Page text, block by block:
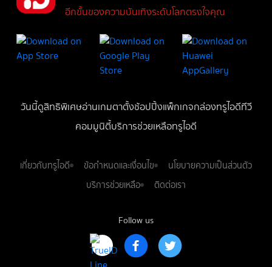
Follow us
อีกขั้นของความบันเทิงระดับโลกตรงใจคุณ
วันนี้ดูสิทธิพิเศษอ่านเกมตาตั้งช้อปปิ้งแพ็กเกจกล่องทรูไอดีทีวี
คอมมูนิตี้บริการช่วยเหลือทรูไอดี
เกี่ยวกับทรูไอดี ข้อกำหนดและเงื่อนไข
นโยบายความเป็นส่วนตัว
บริการช่วยเหลือ
ติดต่อเรา